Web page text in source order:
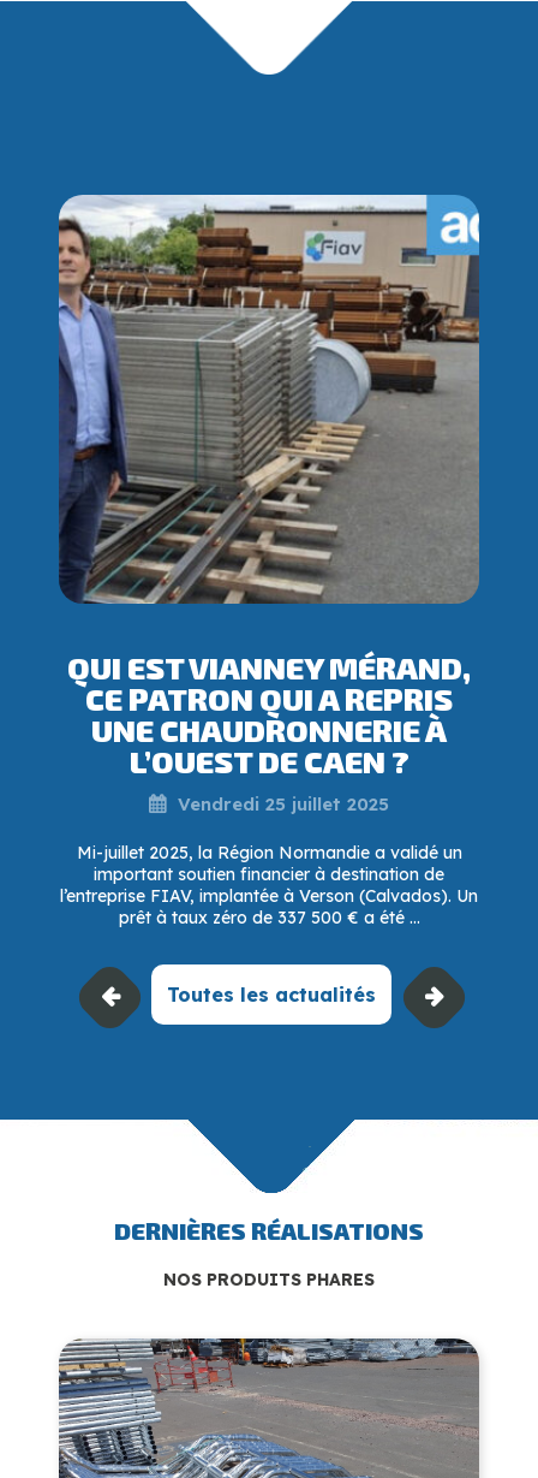
QUI EST VIANNEY MÉRAND,
CE PATRON QUI A REPRIS
UNE CHAUDRONNERIE À
L’OUEST DE CAEN ?
Vendredi 25 juillet 2025
Mi-juillet 2025, la Région Normandie a validé un
important soutien financier à destination de
l’entreprise FIAV, implantée à Verson (Calvados). Un
prêt à taux zéro de 337 500 € a été ...
Toutes les actualités
DERNIÈRES RÉALISATIONS
NOS PRODUITS PHARES